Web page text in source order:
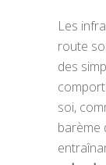
Les
route
des
soi,
barème